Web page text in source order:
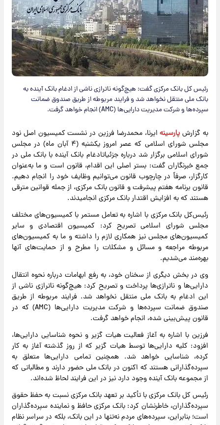
رئیس کل بانک مرکزی گفت: هیچ‌گونه ناترازی ناشی از ادغام بانک آینده به
بانک ملی منتقل نخواهد شد و فرایند مربوطه از طریق صندوق ضمانت
سپرده‌ها و شرکت مدیریت دارایی‌ها (AMC) انجام خواهد گرفت.
به گزارشپارسینه ایرنا، محمدرضا فرزین در نشست کمیسیون اصل نود
مجلس شورای اسلامی که عصر امروز یکشنبه (۴ آبان ماه) در مجلس
شورای اسلامی برگزار شد درباره جزئیاتادغام بانک آینده با بانک ملی در
جمع خبرنگاران گفت: بستر اصلی این اقدام، قانون است و ما به‌عنوان
کارگزار، صرفاً در چارچوب قانون می‌توانیم وظایف خود را انجام دهیم.
قانون برنامه هفتم پیشرفت و قانون بانک مرکزی، از جمله قوانین مترقی‌
هستند که به افزایش اقتدار بانک مرکزی انجامیدند.
رئیس‌کل بانک مرکزی با اشاره به تعامل مستمر با کمیسیون‌های مختلف
مجلس شورای اسلامی تصریح کرد: کمیسیون اقتصادی و سایر
کمیسیون‌های مجلس نیز همکاری لازم را داشته و ما به کمیسیون‌های
مربوطه مراجعه و مسائل و مشکلات را مطرح و از حمایت‌های آنها
بهره‌مند می‌شدیم.
وی در بخش دیگری از سخنان خود، به رفع ابهامات درباره نحوه انتقال
دارایی‌ها و ناترازی‌ها پرداخت و تصریح کرد: هیچ‌گونه ناترازی ناشی از
این ادغام به بانک ملی منتقل نخواهد شد. فرایند مربوطه از طریق
صندوق ضمانت سپرده‌ها و شرکت مدیریت دارایی‌ها (AMC) که در
قانون پیش‌بینی شده، انجام خواهد گرفت.
فرزین با اشاره به آغاز فعالیت هیات گزیر و نحوه شناسایی دارایی‌ها،
افزود: کلیه دارایی‌ها توسط هیات گزیر که از روز گذشته آغاز به کار
کرده، شناسایی خواهد شد. همچنین تمامی دارایی‌ها متعلق به
سپرده‌گذارانی هستند که اکنون در بانک ملی حضور دارند و مطالباتی که
از مجموعه بانک آینده وجود دارد نیز در این فرایند لحاظ شده‌اند.
رئیس کل بانک مرکزی با تأکید بر تعهد بانک مرکزی نسبت به حفظ حقوق
سپرده‌گذاران، خاطرنشان کرد: بانک مرکزی حافظ و نماینده سپرده‌گذاران
است؛ بنابراین، سپرده‌های مردم نه‌تنها در این بانک، بلکه در سراسر نظام